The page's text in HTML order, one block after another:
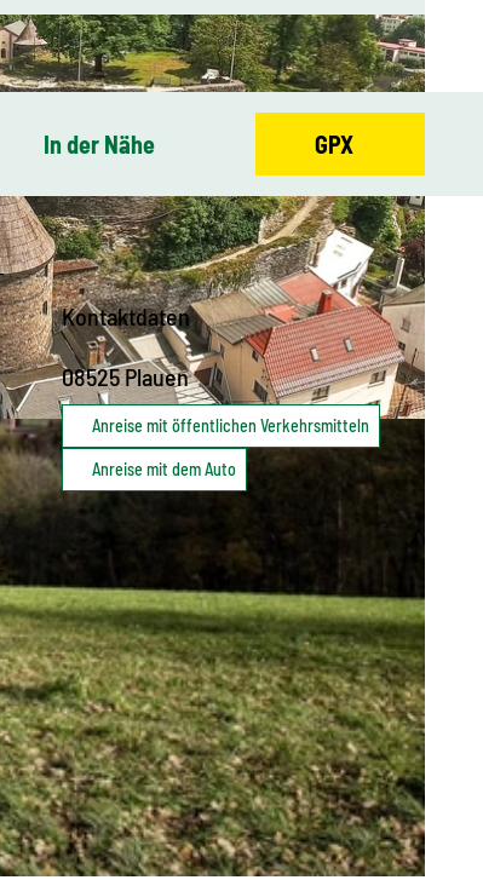
In der Nähe GPX
Kontaktdaten
08525Plauen
Anreise mit öffentlichen Verkehrsmitteln
Anreise mit dem Auto